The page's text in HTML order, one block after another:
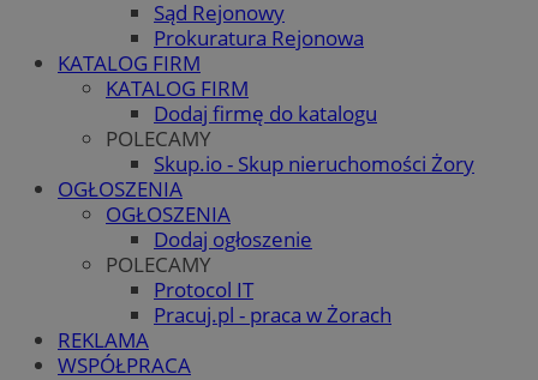
Sąd Rejonowy
Prokuratura Rejonowa
KATALOG FIRM
KATALOG FIRM
Dodaj firmę do katalogu
POLECAMY
Skup.io - Skup nieruchomości Żory
OGŁOSZENIA
OGŁOSZENIA
Dodaj ogłoszenie
POLECAMY
Protocol IT
Pracuj.pl - praca w Żorach
REKLAMA
WSPÓŁPRACA